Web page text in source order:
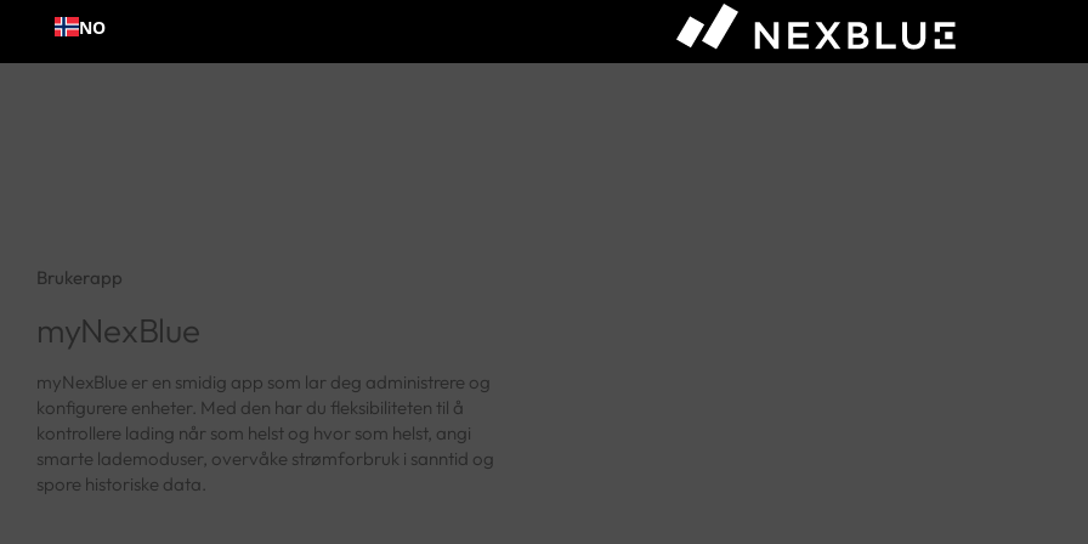
innhold
NO
Brukerapp
myNexBlue
myNexBlue er en smidig app som lar deg administrere og
konfigurere enheter. Med den har du fleksibiliteten til å
kontrollere lading når som helst og hvor som helst, angi
smarte lademoduser, overvåke strømforbruk i sanntid og
spore historiske data.